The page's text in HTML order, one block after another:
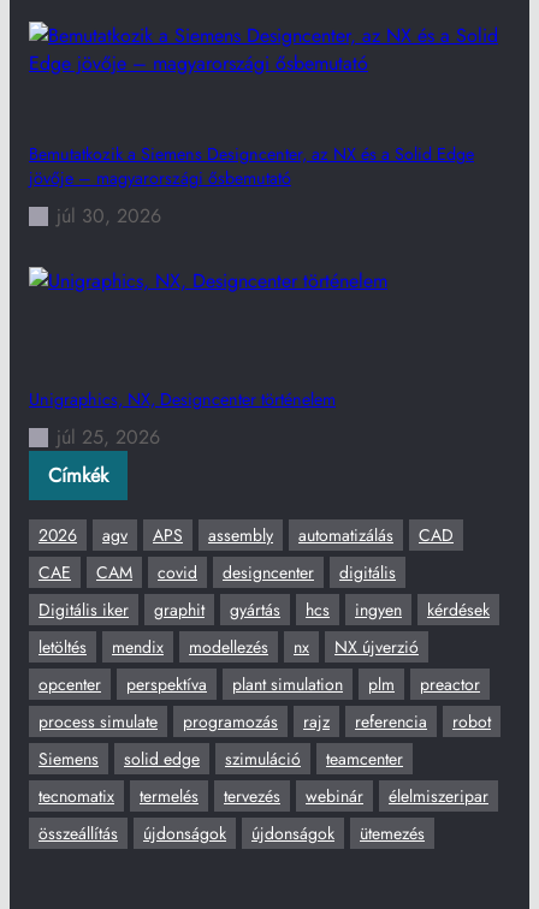
Bemutatkozik a Siemens Designcenter, az NX és a Solid Edge
jövője – magyarországi ősbemutató
júl 30, 2026
Unigraphics, NX, Designcenter történelem
júl 25, 2026
Címkék
2026 agv APS assembly automatizálás
CAD
CAE
CAM covid designcenter
digitális
Digitális iker
graphit gyártás hcs ingyen
kérdések
letöltés
mendix modellezés nx
NX újverzió
opcenter
perspektíva plant simulation plm
preactor
process simulate
programozás rajz referencia
robot
Siemens
solid edge szimuláció
teamcenter
tecnomatix
termelés tervezés webinár
élelmiszeripar
összeállítás
újdonságok újdonságok ütemezés